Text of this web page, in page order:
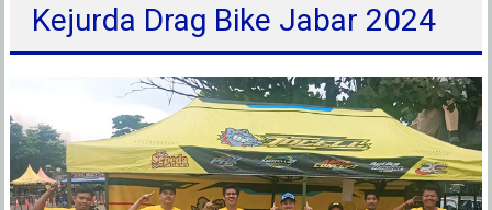
Kejurda Drag Bike Jabar 2024